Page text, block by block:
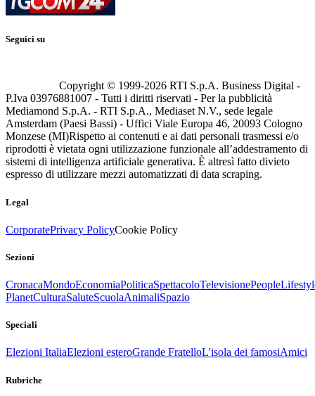
Seguici su
Copyright © 1999-2026 RTI S.p.A. Business Digital -
P.Iva 03976881007 - Tutti i diritti riservati - Per la pubblicità
Mediamond S.p.A. - RTI S.p.A., Mediaset N.V., sede legale
Amsterdam (Paesi Bassi) - Uffici Viale Europa 46, 20093 Cologno
Monzese (MI)Rispetto ai contenuti e ai dati personali trasmessi e/o
riprodotti è vietata ogni utilizzazione funzionale all’addestramento di
sistemi di intelligenza artificiale generativa. È altresì fatto divieto
espresso di utilizzare mezzi automatizzati di data scraping.
Legal
CorporatePrivacy PolicyCookie Policy
Sezioni
CronacaMondoEconomiaPoliticaSpettacoloTelevisionePeople
PlanetCulturaSaluteScuolaAnimaliSpazio
Speciali
Elezioni ItaliaElezioni esteroGrande FratelloL'isola dei famosiAmici
Rubriche